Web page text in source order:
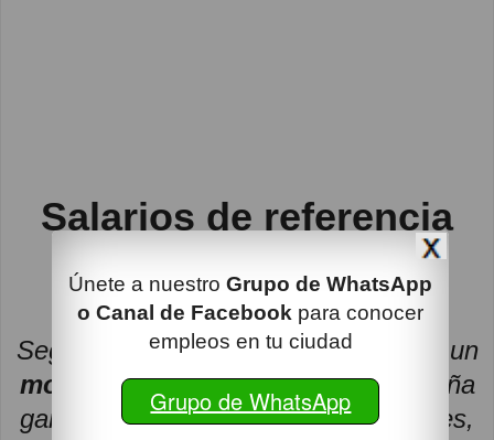
Únete a nuestro Grupo de WhatsApp
o Canal de Facebook para conocer
empleos en tu ciudad
Grupo de WhatsApp
Salarios de referencia
Amazon
Según datos de Glassdoor y Indeed, un
mozo de almacénen Amazon España
gana entre 1.300 y 1.500 € mensuales,